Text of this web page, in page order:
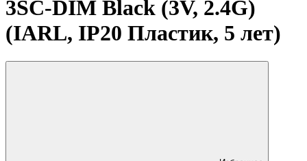
3SC-DIM Black (3V, 2.4G)
(IARL, IP20 Пластик, 5 лет)